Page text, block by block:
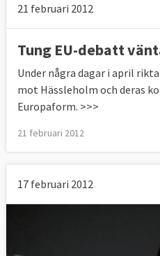
21 februari 2012
Tung EU-debatt
Under några dagar i april
mot Hässleholm och deras
Europaform. >>>
21 februari 2012
17 februari 2012